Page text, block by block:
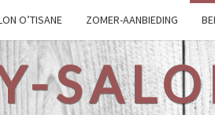
O’TISANE ZOMER-AANBIEDING